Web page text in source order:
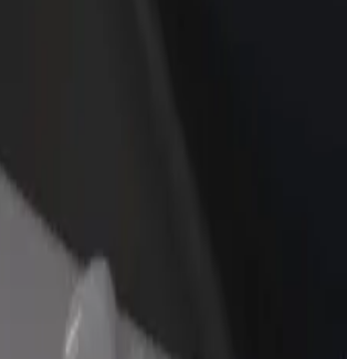
nos services et trouvez celui qui vous